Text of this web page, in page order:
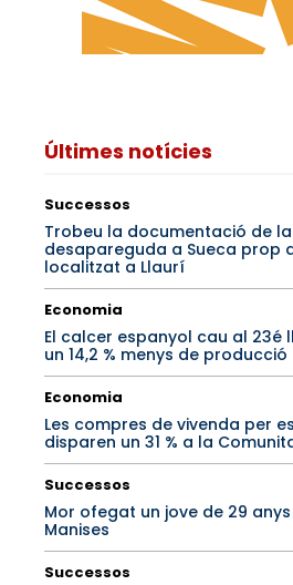
Últimes notícies
Successos
Trobeu la documentació de
desapareguda a Sueca prop
localitzat a Llaurí
Economia
El calcer espanyol cau al 23é
un 14,2 % menys de producció
Economia
Les compres de vivenda per
disparen un 31 % a la
Successos
Mor ofegat un jove de 29
Manises
Successos